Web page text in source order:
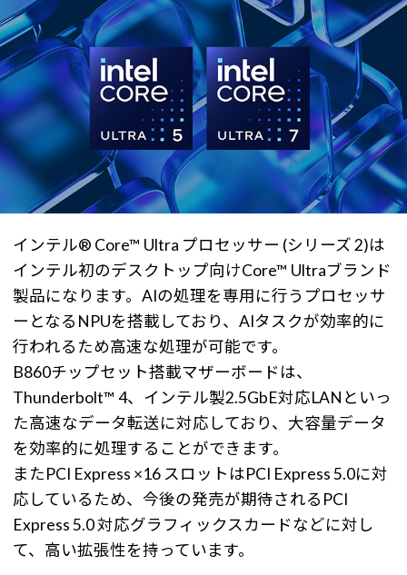
インテル® Core™ Ultra プロセッサー (シリーズ 2)は
インテル初のデスクトップ向けCore™ Ultraブランド
製品になります。AIの処理を専用に行うプロセッサ
ーとなるNPUを搭載しており、AIタスクが効率的に
行われるため高速な処理が可能です。
B860チップセット搭載マザーボードは、
Thunderbolt™ 4、インテル製2.5GbE対応LANといっ
た高速なデータ転送に対応しており、大容量データ
を効率的に処理することができます。
またPCI Express ×16 スロットはPCI Express 5.0に対
応しているため、今後の発売が期待されるPCI
Express 5.0 対応グラフィックスカードなどに対し
て、高い拡張性を持っています。